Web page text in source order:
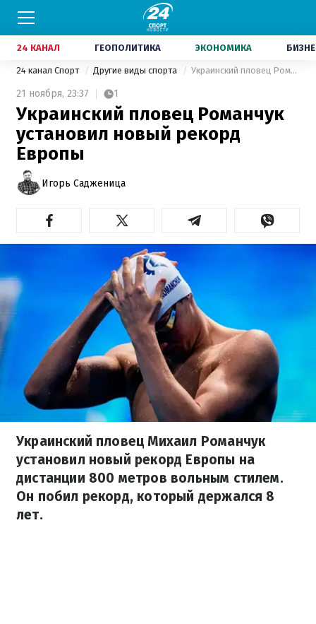
24 КАНАЛ ГЕОПОЛИТИКА ЭКОНОМИКА
24 канал Спорт Другие виды спорта Украинский пловец Романчук установил новый рекорд Европы
21 ноября, 23:37 1
Украинский пловец Романчук
установил новый рекорд
Европы
Игорь Садженица
Украинский пловец Михаил Романчук
установил новый рекорд Европы на
дистанции 800 метров вольным стилем.
Он побил рекорд, который держался 8
лет.